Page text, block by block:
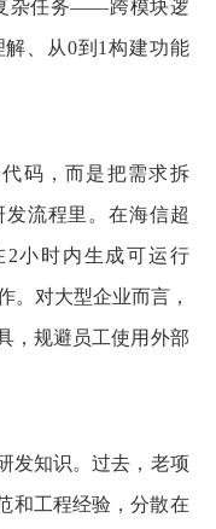
杂任务——跨模块逻
、从0到1构建功能
码，而是把需求拆
流程里。在海信超
2小时内生成可运行
。对大型企业而言，
，规避员工使用外部
发知识。过去，老项
和工程经验，分散在